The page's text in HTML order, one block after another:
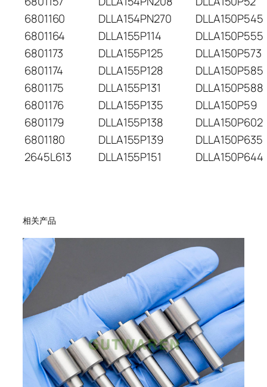
6801160
DLLA154PN270
DLLA150P545
6801164
DLLA155P114
DLLA150P555
6801173
DLLA155P125
DLLA150P573
6801174
DLLA155P128
DLLA150P585
6801175
DLLA155P131
DLLA150P588
6801176
DLLA155P135
DLLA150P59
6801179
DLLA155P138
DLLA150P602
6801180
DLLA155P139
DLLA150P635
2645L613
DLLA155P151 DLLA150P644
相关产品